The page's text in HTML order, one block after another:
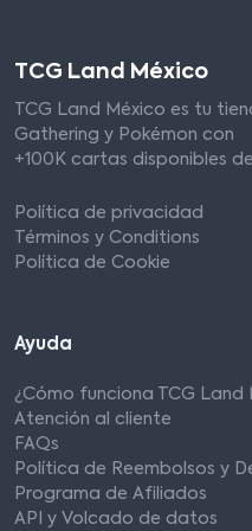
TCG Land México
TCG Land México es tu
Gathering y Pokémon con
+100K cartas disponibles
Política de privacidad
Términos y Conditions
Política de Cookie
Ayuda
¿Cómo funciona TCG Land
Atención al cliente
FAQs
Política de Reembolsos y
Programa de Afiliados
API y Volcado de datos